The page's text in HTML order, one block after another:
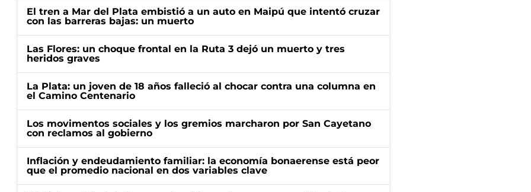
El tren a Mar del Plata embistió a un auto en Maipú que intentó cruzar
con las barreras bajas: un muerto
Las Flores: un choque frontal en la Ruta 3 dejó un muerto y tres
heridos graves
La Plata: un joven de 18 años falleció al chocar contra una columna en
el Camino Centenario
Los movimentos sociales y los gremios marcharon por San Cayetano
con reclamos al gobierno
Inflación y endeudamiento familiar: la economía bonaerense está peor
que el promedio nacional en dos variables clave